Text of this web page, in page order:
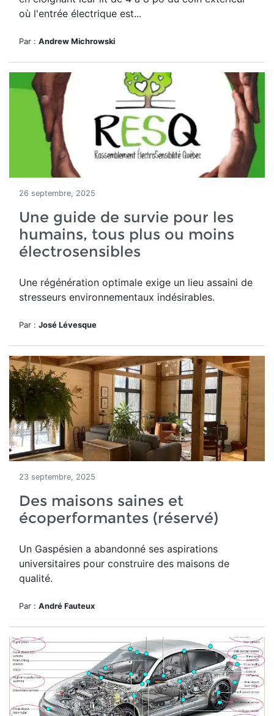
où l'entrée électrique est...
Par : Andrew Michrowski
26 septembre, 2025
Une guide de survie pour les
humains, tous plus ou moins
électrosensibles
Une régénération optimale exige un lieu assaini de
stresseurs environnementaux indésirables.
Par : José Lévesque
23 septembre, 2025
Des maisons saines et
écoperformantes (réservé)
Un Gaspésien a abandonné ses aspirations
universitaires pour construire des maisons de
qualité.
Par : André Fauteux